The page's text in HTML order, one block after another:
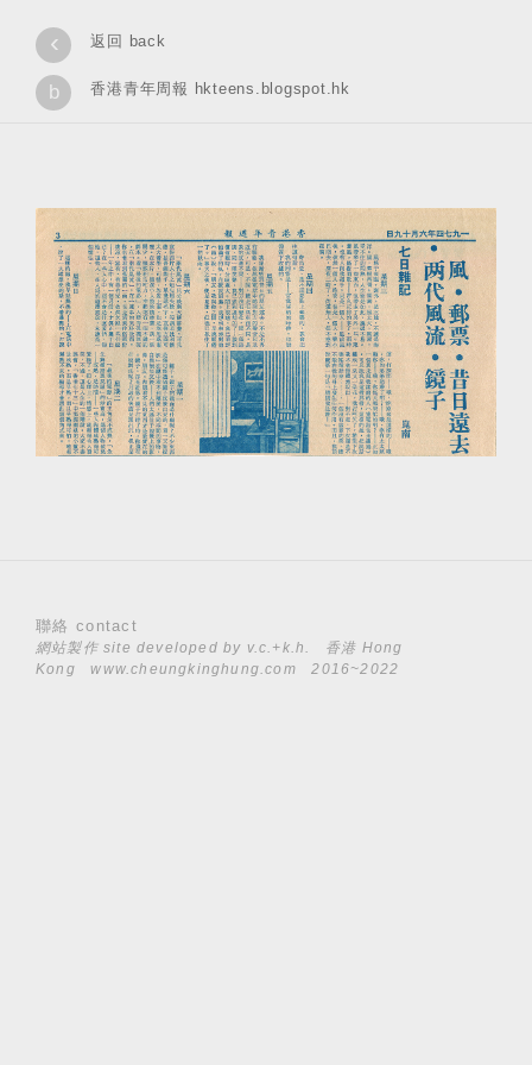
‹ 返回 back
b 香港青年周報 hkteens.blogspot.hk
聯絡 contact
網站製作 site developed by v.c.+k.h.
香港 Hong
Kongwww.cheungkinghung.com 2016~2022